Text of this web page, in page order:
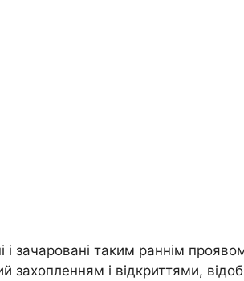
і зачаровані таким раннім
захопленням і відкриттями,